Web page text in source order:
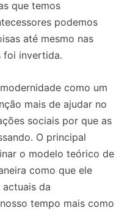
que temos
podemos
até mesmo nas
foi invertida.
como um
mais de ajudar no
sociais por que as
O principal
o modelo teórico de
como que ele
da
tempo mais como